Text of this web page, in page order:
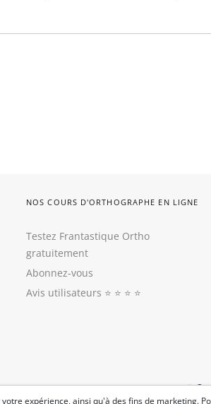
expérience, ainsi qu'à des fins de marketing.
NOS COURS D'ORTHOGRAPHE EN LIGNE
Testez Frantastique Ortho
gratuitement
Abonnez-vous
Avis utilisateurs ⭐️ ⭐️ ⭐️ ⭐️